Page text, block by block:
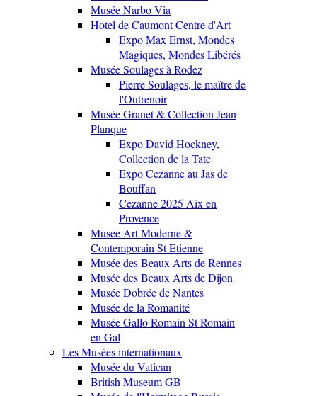
Musée Narbo Via
Hotel de Caumont Centre d'Art
Expo Max Ernst, Mondes
Magiques, Mondes Libérés
Musée Soulages à Rodez
Pierre Soulages, le maître de
l'Outrenoir
Musée Granet & Collection Jean
Planque
Expo David Hockney,
Collection de la Tate
Expo Cezanne au Jas de
Bouffan
Cezanne 2025 Aix en
Provence
Musee Art Moderne &
Contemporain St Etienne
Musée des Beaux Arts de Rennes
Musée des Beaux Arts de Dijon
Musée Dobrée de Nantes
Musée de la Romanité
Musée Gallo Romain St Romain
en Gal
Les Musées internationaux
Musée du Vatican
British Museum GB